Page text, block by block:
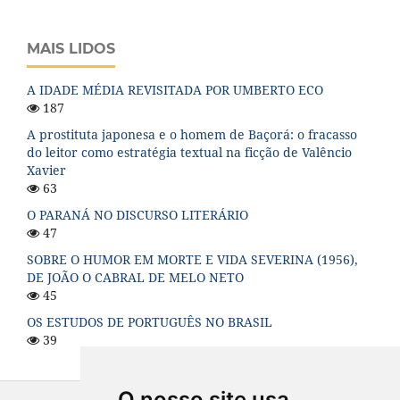
MAIS LIDOS
A IDADE MÉDIA REVISITADA POR UMBERTO ECO
187
A prostituta japonesa e o homem de Baçorá: o fracasso
do leitor como estratégia textual na ficção de Valêncio
Xavier
63
O PARANÁ NO DISCURSO LITERÁRIO
47
SOBRE O HUMOR EM MORTE E VIDA SEVERINA (1956),
DE JOÃO O CABRAL DE MELO NETO
45
OS ESTUDOS DE PORTUGUÊS NO BRASIL
39